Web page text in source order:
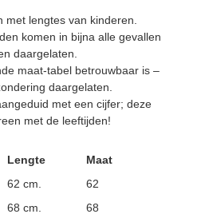
lengtes van kinderen.
komen in bijna alle gevallen
daargelaten.
maat-tabel betrouwbaar is –
daargelaten.
met een cijfer; deze
met de leeftijden!
Lengte
Maat
62 cm.
62
68 cm.
68